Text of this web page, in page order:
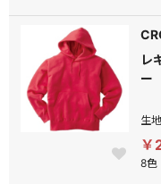
レ
ー
生
8色